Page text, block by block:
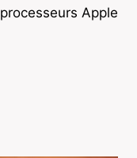
processeurs Apple